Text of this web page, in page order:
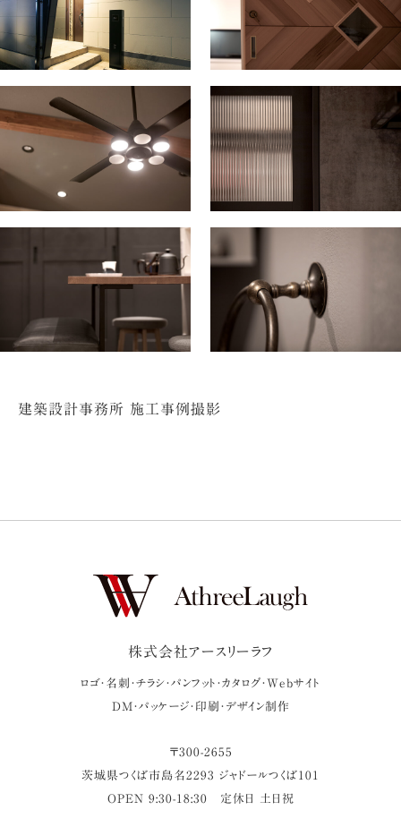
建築設計事務所 施工事例撮影
株式会社アースリーラフ
ロゴ・名刺・チラシ・パンフット・カタログ・Webサイト
DM・パッケージ・印刷・デザイン制作
〒300-2655
茨城県つくば市島名2293 ジャドールつくば101
OPEN 9:30-18:30
定休日 土日祝